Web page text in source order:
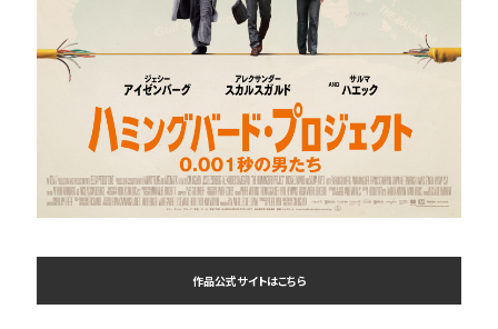
作品公式サイトはこちら